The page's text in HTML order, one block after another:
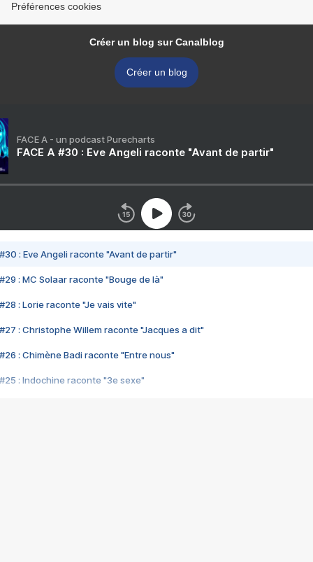
Préférences cookies
Créer un blog sur Canalblog
Créer un blog
FACE A - un podcast Purecharts
FACE A #30 : Eve Angeli raconte "Avant de partir"
#30 : Eve Angeli raconte "Avant de partir"
#29 : MC Solaar raconte "Bouge de là"
#28 : Lorie raconte "Je vais vite"
#27 : Christophe Willem raconte "Jacques a dit"
#26 : Chimène Badi raconte "Entre nous"
#25 : Indochine raconte "3e sexe"